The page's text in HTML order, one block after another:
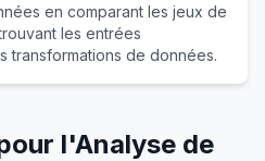
en comparant les jeux de
les entrées
transformations de données.
l'Analyse de